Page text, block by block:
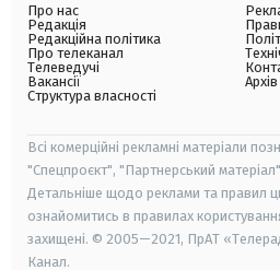
Про нас
Редакція
Редакційна політика
Про телеканал
Телеведучі
Вакансії
Структура власності
Архів
Всі комерційні рекламні матеріали
"Спецпроєкт", "Партнерський
Детальніше щодо реклами та правил
ознайомитись в правилах
захищені. © 2005—2021, ПрАТ
Канал.